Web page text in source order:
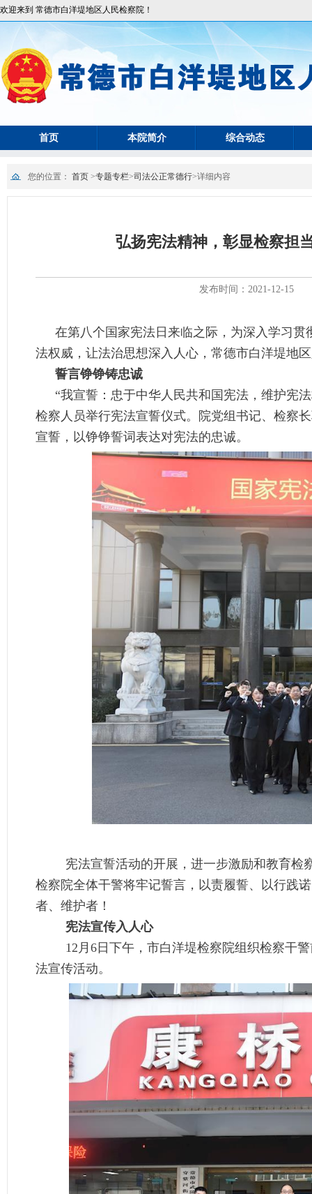
欢迎来到 常德市白洋堤地区人民检察院！
首页 本院简介 综合动态
您的位置： 首页 >专题专栏>司法公正常德行>详细内容
弘扬宪法精神，彰显检察担
发布时间：2021-12-15
在第八个国家宪法日来临之际，为深入学习
法权威，让法治思想深入人心，常德市白洋堤地
誓言铮铮铸忠诚
“我宣誓：忠于中华人民共和国宪法，维护宪
检察人员举行宪法宣誓仪式。院党组书记、检察
宣誓，以铮铮誓词表达对宪法的忠诚。
宪法宣誓活动的开展，进一步激励和教育
检察院全体干警将牢记誓言，以责履誓、以行践
者、维护者！
宪法宣传入人心
12月6日下午，市白洋堤检察院组织检察干
法宣传活动。